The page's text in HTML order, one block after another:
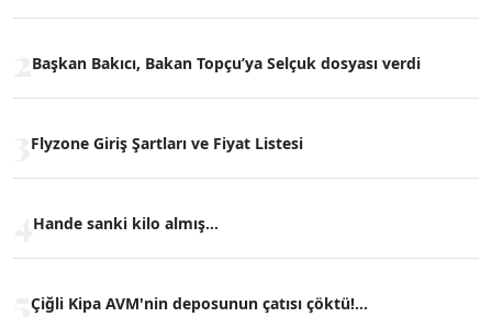
Başkan Bakıcı, Bakan Topçu’ya Selçuk dosyası verdi
Flyzone Giriş Şartları ve Fiyat Listesi
Hande sanki kilo almış...
Çiğli Kipa AVM'nin deposunun çatısı çöktü!...